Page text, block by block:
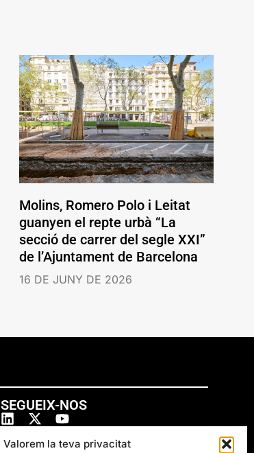
Valorem la teva privacitat
Molins, Romero Polo i Leitat
guanyen el repte urbà “La
secció de carrer del segle XXI”
de l’Ajuntament de Barcelona
16 DE JUNY DE 2026
SEGUEIX-NOS